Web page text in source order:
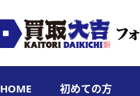
HOME 初めての方